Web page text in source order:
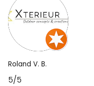
Roland V. B.
5/5